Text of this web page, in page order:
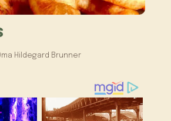
Hildegard Brunner